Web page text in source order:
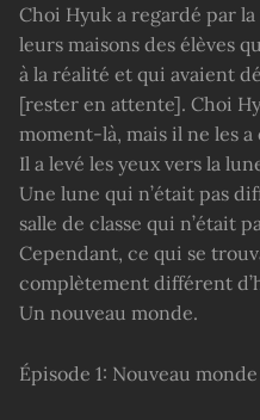
Choi Hyuk a regardé par
leurs maisons des élèves
à la réalité et qui avaient
[rester en attente]. Choi
moment-là, mais il ne les
Il a levé les yeux vers la
Une lune qui n’était pas
salle de classe qui n’était
Cependant, ce qui se
complètement différent
Un nouveau monde.
Épisode 1: Nouveau